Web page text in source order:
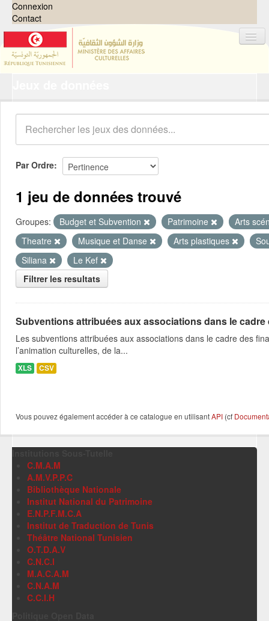
Connexion
Contact
Organisations
Groupes
Demandes 0
À propos
Par Ordre
1 jeu de données trouvé
Groupes: Budget et Subvention Patrimoine
Arts
Theatre
Musique et Danse Arts plastiques
Siliana
Le Kef
Filtrer les resultats
Subventions attribuées aux associations dans le
Les subventions attribuées aux associations dans le cadre des
l’animation culturelles, de la...
XLS CSV
Vous pouvez également accéder à ce catalogue en utilisantAPI (cf
C.M.A.M
A.M.V.P.P.C
Bibliothèque Nationale
Institut National du Patrimoine
E.N.P.F.M.C.A
Institut de Traduction de Tunis
Théâtre National Tunisien
O.T.D.A.V
C.N.C.I
M.A.C.A.M
C.N.A.M
C.C.I.H